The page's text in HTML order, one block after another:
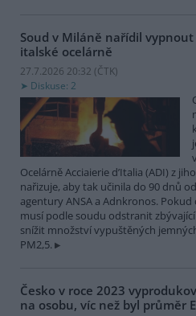
Soud v Miláně nařídil
italské ocelárně
27.7.2026 20:32 (ČTK)
Diskuse: 2
Ocelárně Acciaierie d’Italia (ADI) z
nařizuje, aby tak učinila do 90 dnů
agentury ANSA a Adnkronos.
musí podle soudu odstranit
snížit množství vypuštěných
PM2,5.
Česko v roce 2023
na osobu, víc než byl průměr